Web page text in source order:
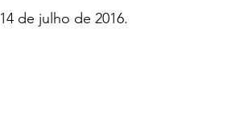
de julho de 2016.